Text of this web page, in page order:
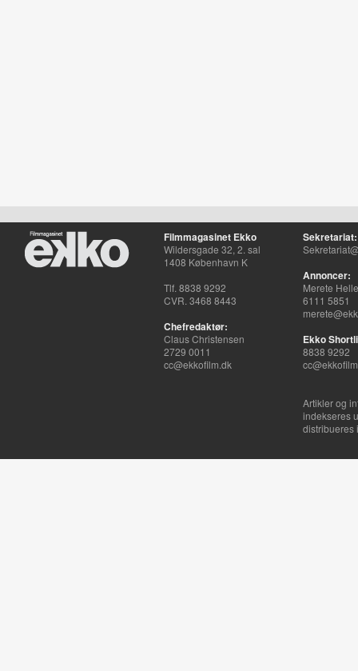
Filmmagasinet Ekko
Wildersgade 32, 2. sal
1408 København K
Tlf. 8838 9292
CVR. 3468 8443
Chefredaktør:
Claus Christensen
2729 0011
cc@ekkofilm.dk
Sekretariat:
Annoncer:
Merete
6111 5851
Ekko
8838 9292
Artikler og
indekseres
distribueres